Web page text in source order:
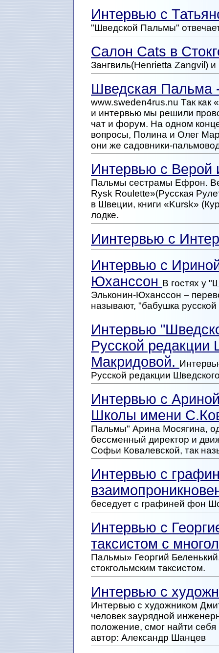
Интервью с
"Шведской Пальмы"
Салон Cats в
Зангвиль(Henrietta Zangvil)
Шведская Пальма
www.sweden4rus.nu Так как
и интервью мы решили
чат и форум. На одном
вопросы, Полина и Олег
они же садовники-
Интервью с
Пальмы сестрамы Ефрон.
Rysk Roulette»(Русская
в Швеции, книги «Kursk»
лодке.
Иинтервью с
Интервью с
Юханссон В гостях у
Эльконин-Юханссон –
называют, "бабушка
Интервью
Русской редакции
Макридовой.
Русской редакции
Интервью с
Школы имени
Пальмы" Арина Мосягина,
бессменный директор и
Софьи Ковалевской, так
Интервью с
беседует с графиней фон
Интервью с
таксистом с
Пальмы» Георгий
стокгольмским таксистом.
Интервью с
Интервью с художником
человек заурядной
положение, смог найти себя
автор: Александр Шанцев